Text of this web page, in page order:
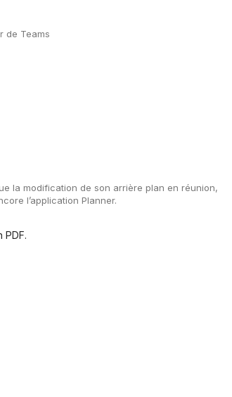
de Teams
la modification de son arrière plan en réunion,
l’application Planner.
PDF.